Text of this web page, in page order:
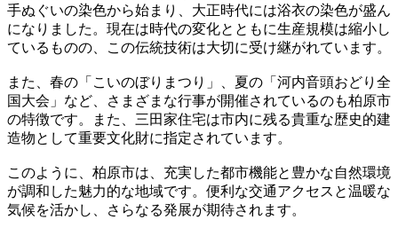
手ぬぐいの染色から始まり、大正時代には浴衣の染色が盛ん
になりました。現在は時代の変化とともに生産規模は縮小し
ているものの、この伝統技術は大切に受け継がれています。
また、春の「こいのぼりまつり」、夏の「河内音頭おどり全
国大会」など、さまざまな行事が開催されているのも柏原市
の特徴です。また、三田家住宅は市内に残る貴重な歴史的建
造物として重要文化財に指定されています。
このように、柏原市は、充実した都市機能と豊かな自然環境
が調和した魅力的な地域です。便利な交通アクセスと温暖な
気候を活かし、さらなる発展が期待されます。